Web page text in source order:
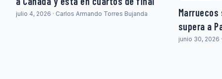
julio 4, 2026 · Carlos Armando Torres Bujanda
supera a
junio 30, 2026